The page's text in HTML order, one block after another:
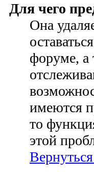
Для чего
Она
форуме, а
имеются
то
этой